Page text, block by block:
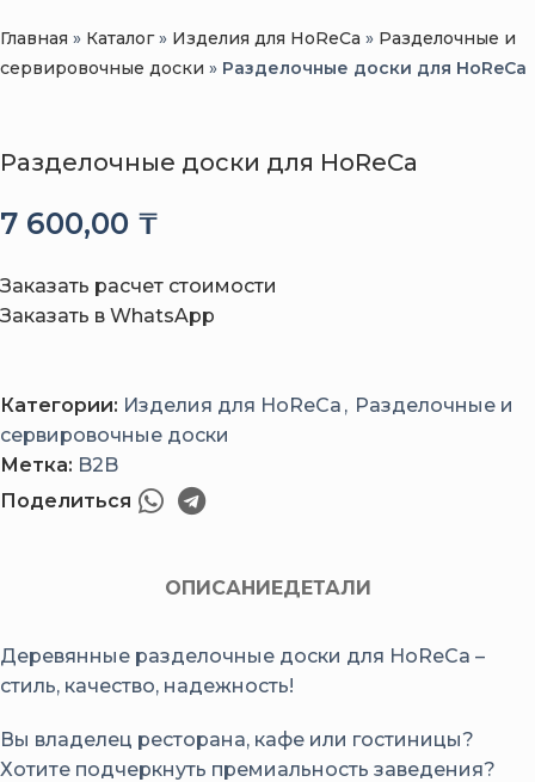
Главная » Каталог» Изделия для HoReCa » Разделочные и
сервировочные доски » Разделочные доски для HoReCa
Разделочные доски для HoReCa
7 600,00 ₸
Заказать расчет стоимости
Заказать в WhatsApp
Категории: Изделия для HoReCa , Разделочные и
сервировочные доски
Метка: B2B
Поделиться
ОПИСАНИЕДЕТАЛИ
Деревянные разделочные доски для HoReCa –
стиль, качество, надежность!
Вы владелец ресторана, кафе или гостиницы?
Хотите подчеркнуть премиальность заведения?